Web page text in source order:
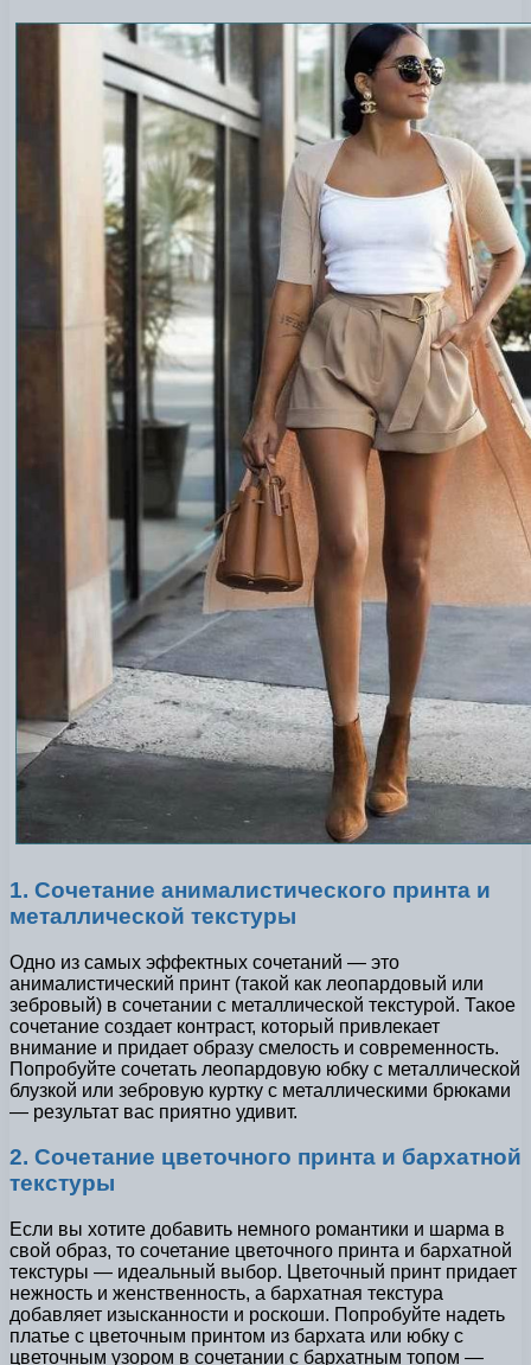
1. Сочетание анималистического принта и
металлической текстуры
Одно из самых эффектных сочетаний — это
анималистический принт (такой как леопардовый или
зебровый) в сочетании с металлической текстурой. Такое
сочетание создает контраст, который привлекает
внимание и придает образу смелость и современность.
Попробуйте сочетать леопардовую юбку с металлической
блузкой или зебровую куртку с металлическими брюками
— результат вас приятно удивит.
2. Сочетание цветочного принта и бархатной
текстуры
Если вы хотите добавить немного романтики и шарма в
свой образ, то сочетание цветочного принта и бархатной
текстуры — идеальный выбор. Цветочный принт придает
нежность и женственность, а бархатная текстура
добавляет изысканности и роскоши. Попробуйте надеть
платье с цветочным принтом из бархата или юбку с
цветочным узором в сочетании с бархатным топом —